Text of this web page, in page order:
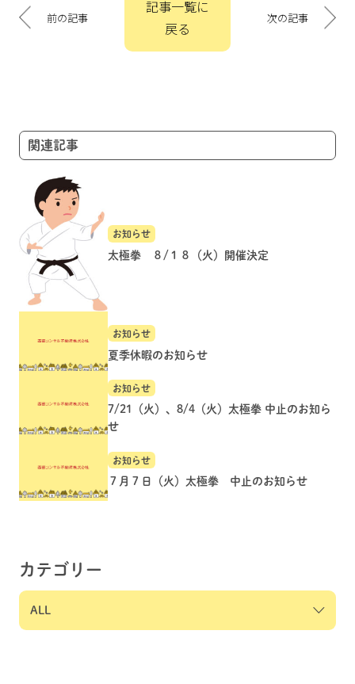
稿
ナ
ョ
ン
前の記事
記事一覧に
戻る
次の記事
関連記事
お知らせ
太極拳 ８/１８（火）開催決定
お知らせ
夏季休暇のお知らせ
お知らせ
7/21（火）、8/4（火）太極拳 中止のお知ら
せ
お知らせ
７月７日（火）太極拳 中止のお知らせ
カテゴリー